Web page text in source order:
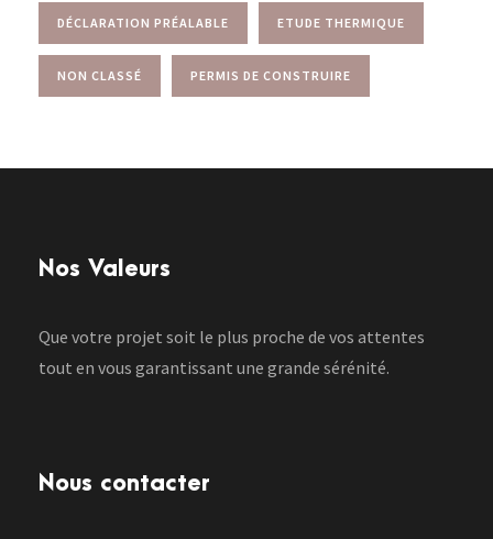
DÉCLARATION PRÉALABLE ETUDE THERMIQUE
NON CLASSÉ PERMIS DE CONSTRUIRE
Nos Valeurs
Que votre projet soit le plus proche de vos attentes
tout en vous garantissant une grande sérénité.
Nous contacter